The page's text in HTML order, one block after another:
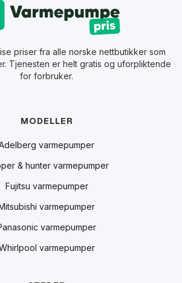
priser fra alle norske nettbutikker som
Tjenesten er helt gratis og uforpliktende
for forbruker.
MODELLER
varmepumper
& hunter varmepumper
Fujitsu varmepumper
varmepumper
varmepumper
varmepumper